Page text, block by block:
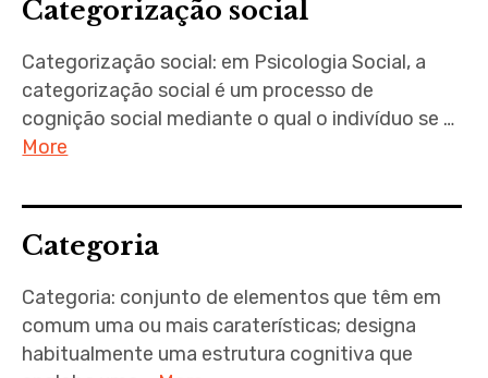
Categorização social
Categorização social: em Psicologia Social, a
categorização social é um processo de
cognição social mediante o qual o indivíduo se …
More
Categoria
Categoria: conjunto de elementos que têm em
comum uma ou mais caraterísticas; designa
habitualmente uma estrutura cognitiva que